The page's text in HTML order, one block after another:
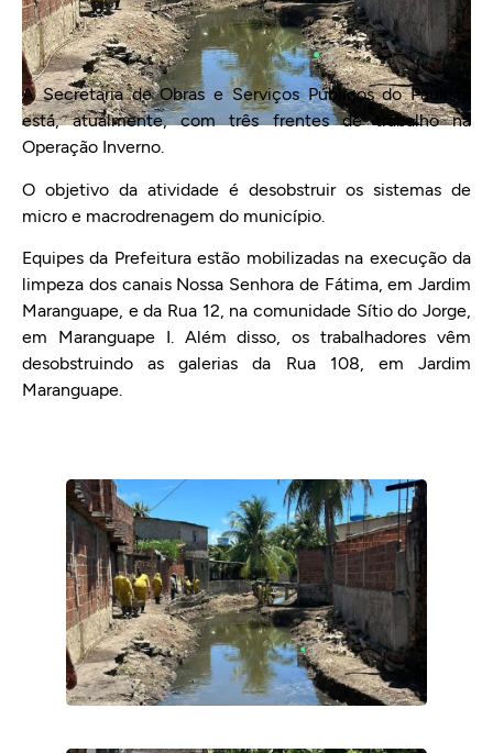
A Secretaria de Obras e Serviços Públicos do Paulista
está, atualmente, com três frentes de trabalho na
Operação Inverno.
O objetivo da atividade é desobstruir os sistemas de
micro e macrodrenagem do município.
Equipes da Prefeitura estão mobilizadas na execução da
limpeza dos canais Nossa Senhora de Fátima, em Jardim
Maranguape, e da Rua 12, na comunidade Sítio do Jorge,
em Maranguape I. Além disso, os trabalhadores vêm
desobstruindo as galerias da Rua 108, em Jardim
Maranguape.